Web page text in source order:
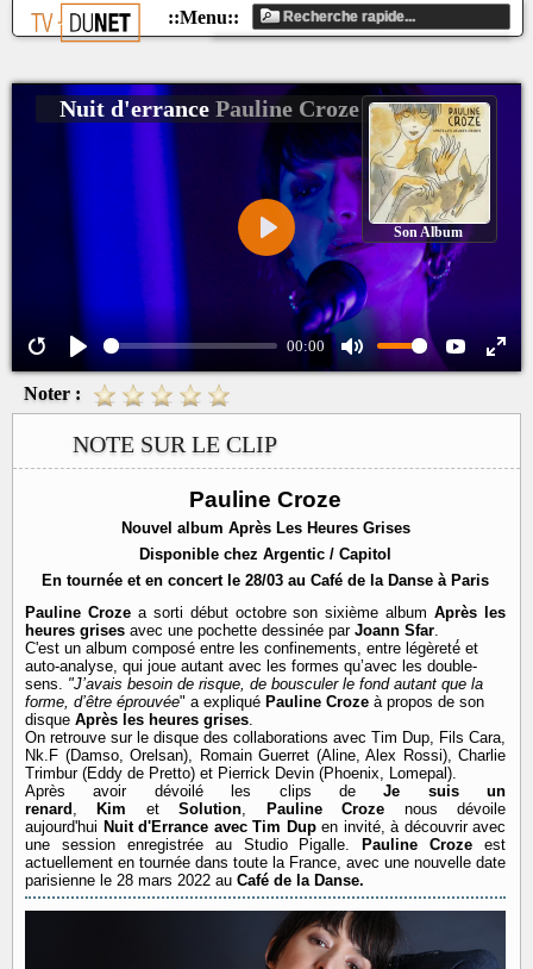
00:00
Play
Nuit d'errance Pauline Croze
Son Album
Noter :
NOTE SUR LE CLIP
Pauline Croze
Nouvel album Après Les Heures Grises
Disponible chez Argentic / Capitol
En tournée et en concert le 28/03 au Café de la Danse à Paris
Pauline Crozea sorti début octobre son sixième albumAprès les
heures grises avec une pochette dessinée par Joann Sfar.
C'est un album composé entre les confinements, entre légèreté́ et
auto-analyse, qui joue autant avec les formes qu’avec les double-
sens. "J’avais besoin de risque, de bousculer le fond autant que la
forme, d’être éprouvée" a expliqué Pauline Croze à propos de son
disque Après les heures grises.
On retrouve sur le disque des collaborations avec Tim Dup, Fils Cara,
Nk.F (Damso, Orelsan), Romain Guerret (Aline, Alex Rossi), Charlie
Trimbur (Eddy de Pretto) et Pierrick Devin (Phoenix, Lomepal).
Après avoir dévoilé les clips deJe suis un
renard , Kim etSolution, Pauline Croze nous dévoile
aujourd'hui Nuit d'Errance avec Tim Dupen invité, à découvrir avec
une session enregistrée au Studio Pigalle.
Pauline Croze est
actuellement en tournée dans toute la France, avec une nouvelle date
parisienne le 28 mars 2022 au Café de la Danse.